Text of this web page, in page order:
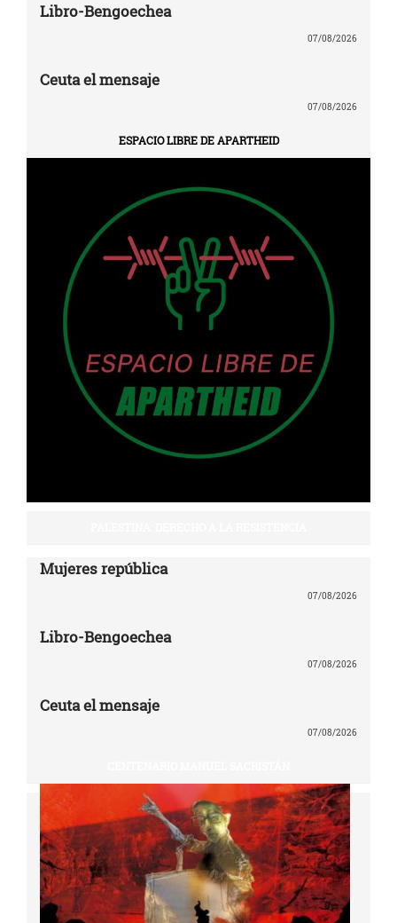
Libro-Bengoechea
07/08/2026
Ceuta el mensaje
07/08/2026
ESPACIO LIBRE DE APARTHEID
Mujeres república
07/08/2026
Libro-Bengoechea
07/08/2026
Ceuta el mensaje
07/08/2026